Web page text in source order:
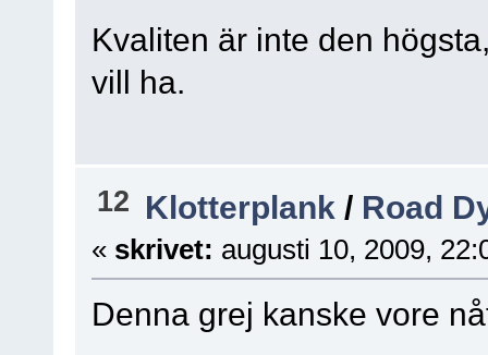
Kvaliten är inte den
vill ha.
12 Klotterplank / Road
« skrivet: augusti 10, 2009,
Denna grej kanske vore